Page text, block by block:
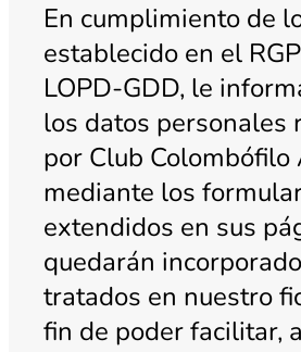
En cumplimiento de
establecido en el
LOPD-GDD, le
los datos personales
por Club Colombófilo
mediante los
extendidos en sus
quedarán
tratados en nuestro
fin de poder facilitar,